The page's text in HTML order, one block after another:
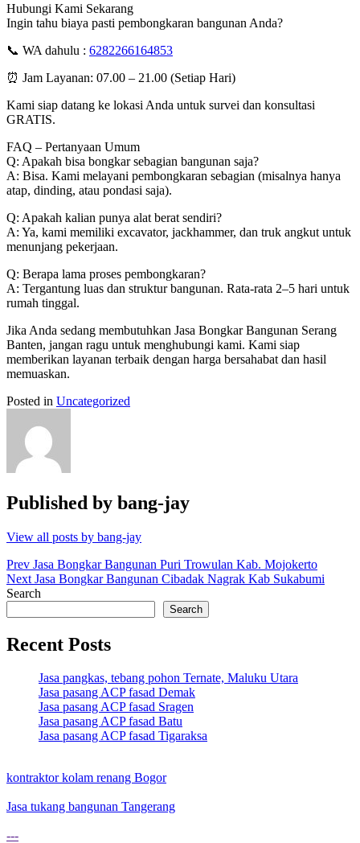
Hubungi Kami Sekarang
Ingin tahu biaya pasti pembongkaran bangunan Anda?
📞 WA dahulu : 6282266164853
⏰ Jam Layanan: 07.00 – 21.00 (Setiap Hari)
Kami siap datang ke lokasi Anda untuk survei dan konsultasi
GRATIS.
FAQ – Pertanyaan Umum
Q: Apakah bisa bongkar sebagian bangunan saja?
A: Bisa. Kami melayani pembongkaran sebagian (misalnya hanya
atap, dinding, atau pondasi saja).
Q: Apakah kalian punya alat berat sendiri?
A: Ya, kami memiliki excavator, jackhammer, dan truk angkut untuk
menunjang pekerjaan.
Q: Berapa lama proses pembongkaran?
A: Tergantung luas dan struktur bangunan. Rata-rata 2–5 hari untuk
rumah tinggal.
Jika Anda sedang membutuhkan Jasa Bongkar Bangunan Serang
Banten, jangan ragu untuk menghubungi kami. Kami siap
memberikan layanan terbaik dengan harga bersahabat dan hasil
memuaskan.
Posted in Uncategorized
Published by bang-jay
View all posts by bang-jay
Post
navigation
Prev Jasa Bongkar Bangunan Puri Trowulan Kab. Mojokerto
Next Jasa Bongkar Bangunan Cibadak Nagrak Kab Sukabumi
Search
Search
Recent Posts
Jasa pangkas, tebang pohon Ternate, Maluku Utara
Jasa pasang ACP fasad Demak
Jasa pasang ACP fasad Sragen
Jasa pasang ACP fasad Batu
Jasa pasang ACP fasad Tigaraksa
kontraktor kolam renang Bogor
Jasa tukang bangunan Tangerang
---